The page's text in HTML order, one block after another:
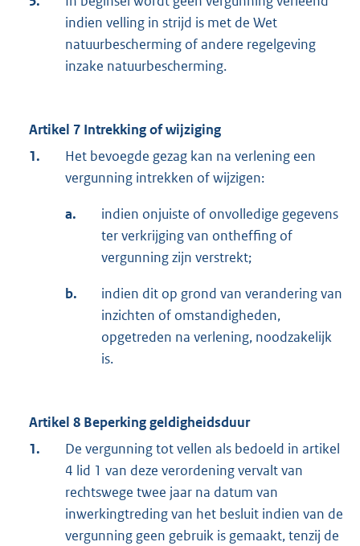
indien velling in strijd is met de Wet
natuurbescherming of andere regelgeving
inzake natuurbescherming.
Artikel 7 Intrekking of wijziging
1.
Het bevoegde gezag kan na verlening een
vergunning intrekken of wijzigen:
a.
indien onjuiste of onvolledige gegevens
ter verkrijging van ontheffing of
vergunning zijn verstrekt;
b.
indien dit op grond van verandering van
inzichten of omstandigheden,
opgetreden na verlening, noodzakelijk
is.
Artikel 8 Beperking geldigheidsduur
1.
De vergunning tot vellen als bedoeld in artikel
4 lid 1 van deze verordening vervalt van
rechtswege twee jaar na datum van
inwerkingtreding van het besluit indien van de
vergunning geen gebruik is gemaakt, tenzij de